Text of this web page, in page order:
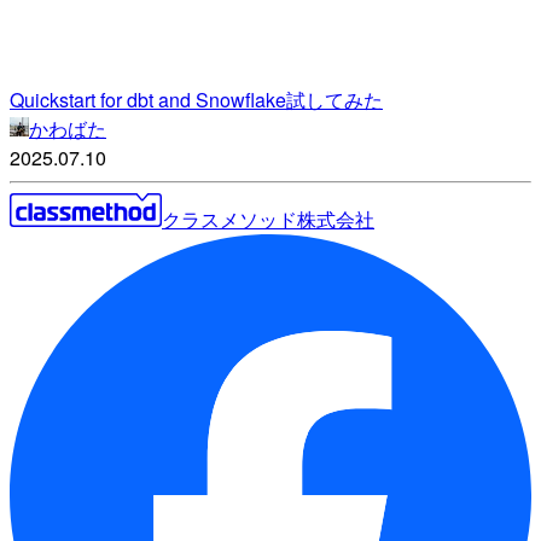
Quickstart for dbt and Snowflake試してみた
かわばた
2025.07.10
クラスメソッド株式会社